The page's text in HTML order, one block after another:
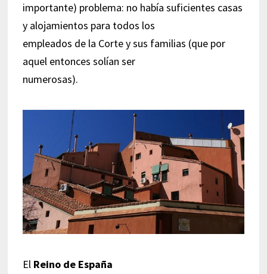
importante) problema: no había suficientes casas
y alojamientos para todos los
empleados de la Corte y sus familias (que por
aquel entonces solían ser
numerosas).
El Reino de España